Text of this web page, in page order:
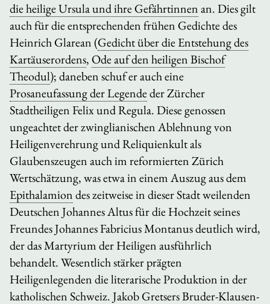
die heilige Ursula und ihre Gefährtinnenan. Dies gilt
auch für die entsprechenden frühen Gedichte des
Heinrich Glarean (Gedicht über die Entstehung des
Kartäuserordens, Ode auf den heiligen Bischof
Theodul); daneben schuf er auch eine
Prosaneufassung der Legendeder Zürcher
Stadtheiligen Felix und Regula. Diese genossen
ungeachtet der zwinglianischen Ablehnung von
Heiligenverehrung und Reliquienkult als
Glaubenszeugen auch im reformierten Zürich
Wertschätzung, was etwa in einem Auszug aus dem
Epithalamiondes zeitweise in dieser Stadt weilenden
Deutschen Johannes Altus für die Hochzeit seines
Freundes Johannes Fabricius Montanus deutlich wird,
der das Martyrium der Heiligen ausführlich
behandelt. Wesentlich stärker prägten
Heiligenlegenden die literarische Produktion in der
katholischen Schweiz. Jakob GretsersBruder-Klausen-